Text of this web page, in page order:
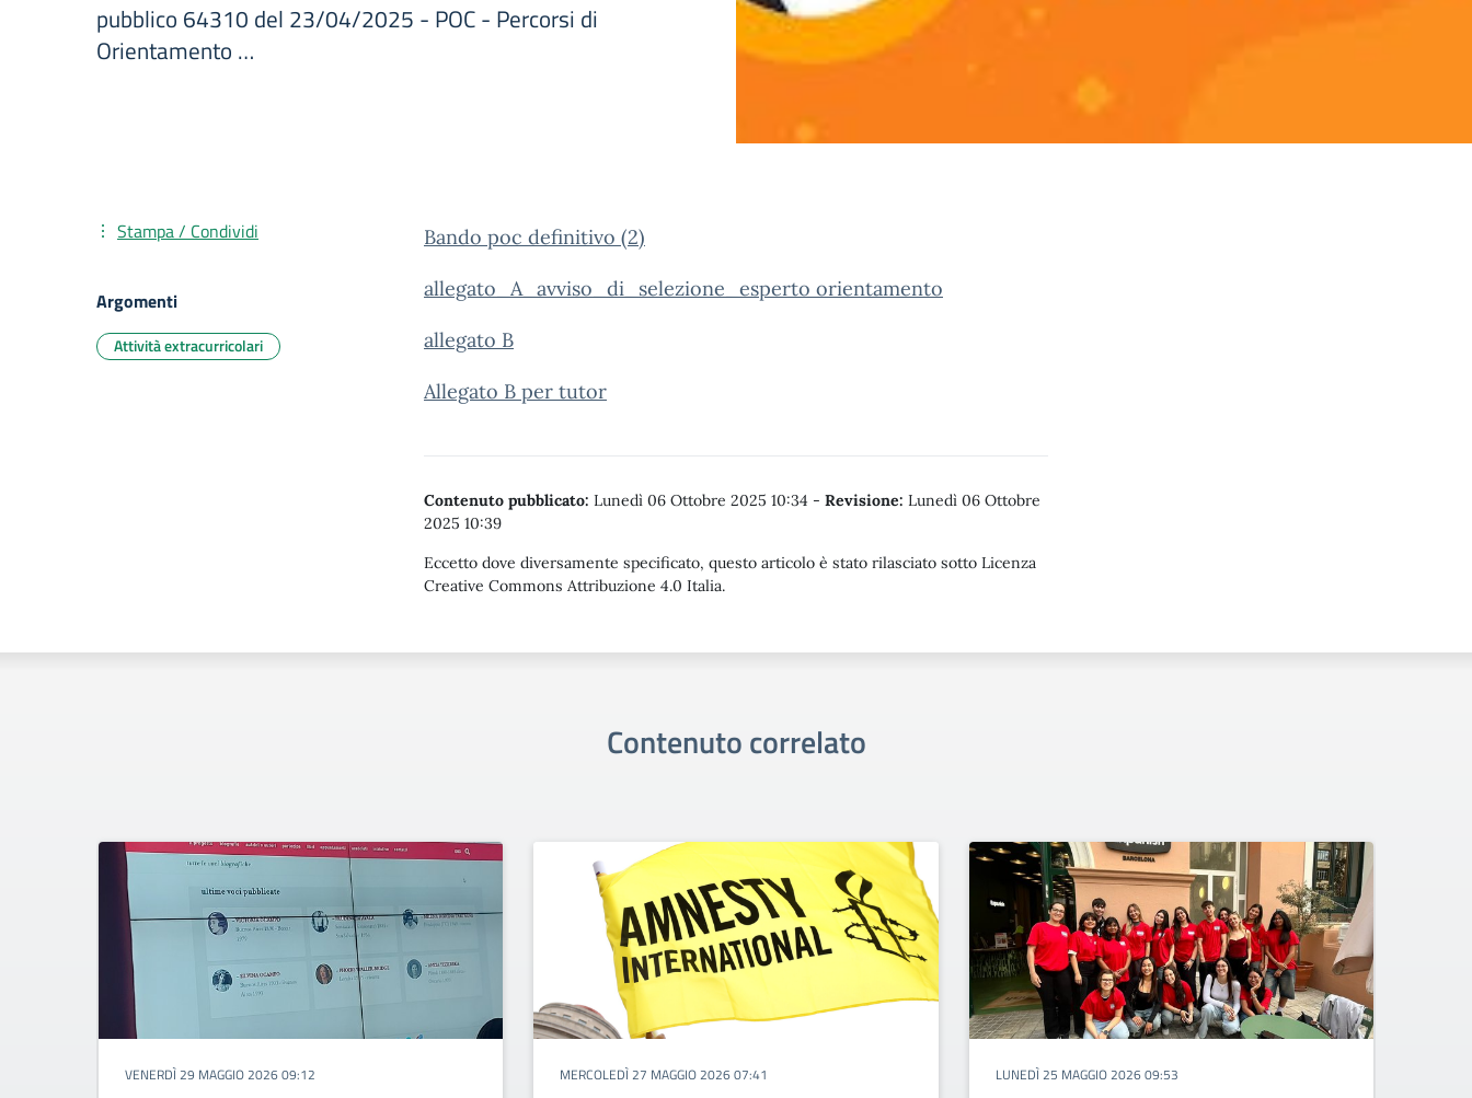
pubblico 64310 del 23/04/2025 - POC - Percorsi di
Orientamento …
Bando poc definitivo (2)
allegato_A_avviso_di_selezione_esperto orientamento
allegato B
Allegato B per tutor
Contenuto pubblicato: Lunedì 06 Ottobre 2025 10:34 - Revisione: Lunedì 06 Ottobre
2025 10:39
Eccetto dove diversamente specificato, questo articolo è stato rilasciato sotto Licenza
Creative Commons Attribuzione 4.0 Italia.
Stampa / Condividi
Argomenti
Attività extracurricolari
Contenuto correlato
VENERDÌ 29 MAGGIO 2026 09:12 MERCOLEDÌ 27 MAGGIO 2026 07:41 LUNEDÌ 25 MAGGIO 2026 09:53